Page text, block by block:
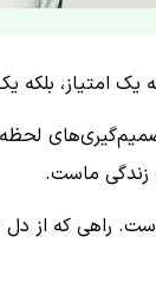
یک امتیاز،
زندگی ماست.
راهی که از